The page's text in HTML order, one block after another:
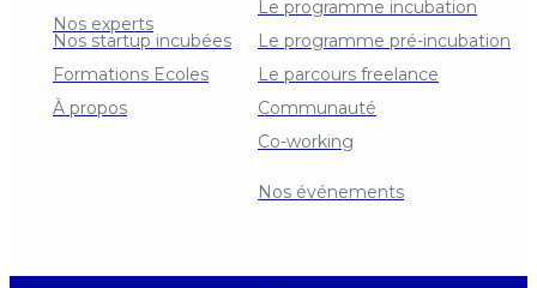
Le programme incubation
Co-working
Nos événements
Formations Ecoles
Nos startup incubées
Nos experts
Le parcours freelance
Le programme pré-incubation
À propos Communauté